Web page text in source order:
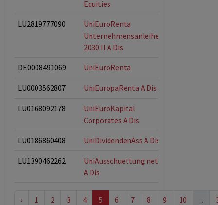
Equities
LU2819777090
UniEuroRenta
Unternehmensanleihen
2030 II A Dis
DE0008491069 UniEuroRenta
LU0003562807 UniEuropaRenta A Dis
LU0168092178
UniEuroKapital
Corporates A Dis
LU0186860408 UniDividendenAss A Dis
LU1390462262
UniAusschuettung net
A Dis
‹ 1 2 3 4 5 6 7 8 9 10 ...